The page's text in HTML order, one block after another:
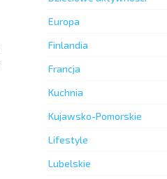
Europa
Finlandia
Francja
Kuchnia
Kujawsko-Pomorskie
Lifestyle
Lubelskie